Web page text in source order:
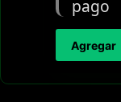
Agregar